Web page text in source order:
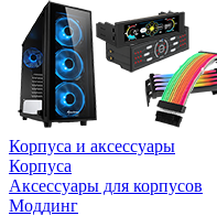
Корпуса и аксессуары
Корпуса
Аксессуары для корпусов
Моддинг